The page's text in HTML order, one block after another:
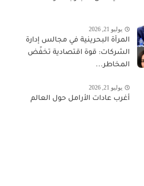
يوليو 21, 2026
المرأة البحرينية في مجالس إدارة
الشركات: قوة اقتصادية تخفّض
المخاطر...
يوليو 21, 2026
أغرب عادات الأرامل حول العالم